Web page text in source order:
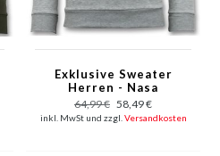
Exklusive Sweater
Herren - Nasa
American Flag - Grau
64,99 € 58,49 €
inkl. MwSt und zzgl. Versandkosten